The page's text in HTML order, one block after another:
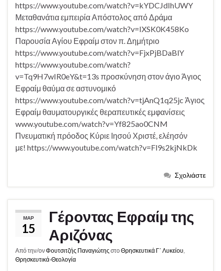
https://www.youtube.com/watch?v=kYDCJdIhUWY
Μεταθανάτια εμπειρία Απόστολος από Δράμα
https://www.youtube.com/watch?v=IXSK0K458Ko
Παρουσία Αγίου Εφραίμ στον π. Δημήτριο
https://www.youtube.com/watch?v=FjxPjBDaBlY
https://www.youtube.com/watch?
v=Tq9H7wIR0eY&t=13s προσκύνηση στον άγιο Άγιος
Εφραίμ θαύμα σε αστυνομικό
https://www.youtube.com/watch?v=tjAnQ1q25jc Άγιος
Εφραίμ θαυματουργικές θεραπευτικές εμφανίσεις
www.youtube.com/watch?v=Yf825ao0CNM
Πνευματική πρόοδος Κύριε Ιησού Χριστέ, ελέησόν
με! https://www.youtube.com/watch?v=Fl9s2kjNkDk
Σχολιάστε
ΜΑΡ
15
Γέροντας Εφραίμ της
Αριζόνας
Από την/ονΦουτσιτζής Παναγιώτης στοΘρησκευτικά Γ΄ Λυκείου,
Θρησκευτικά-Θεολογία